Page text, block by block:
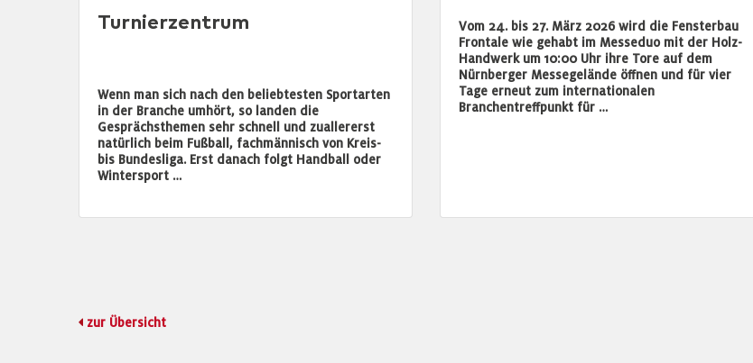
Turnierzentrum
Wenn man sich nach den beliebtesten Sportarten
in der Branche umhört, so landen die
Gesprächsthemen sehr schnell und zuallererst
natürlich beim Fußball, fachmännisch von Kreis-
bis Bundesliga. Erst danach folgt Handball oder
Wintersport …
Vom 24. bis 27. März 2026 wird die Fensterbau
Frontale wie gehabt im Messeduo mit der Holz-
Handwerk um 10:00 Uhr ihre Tore auf dem
Nürnberger Messegelände öffnen und für vier
Tage erneut zum internationalen
Branchentreffpunkt für …
zur Übersicht